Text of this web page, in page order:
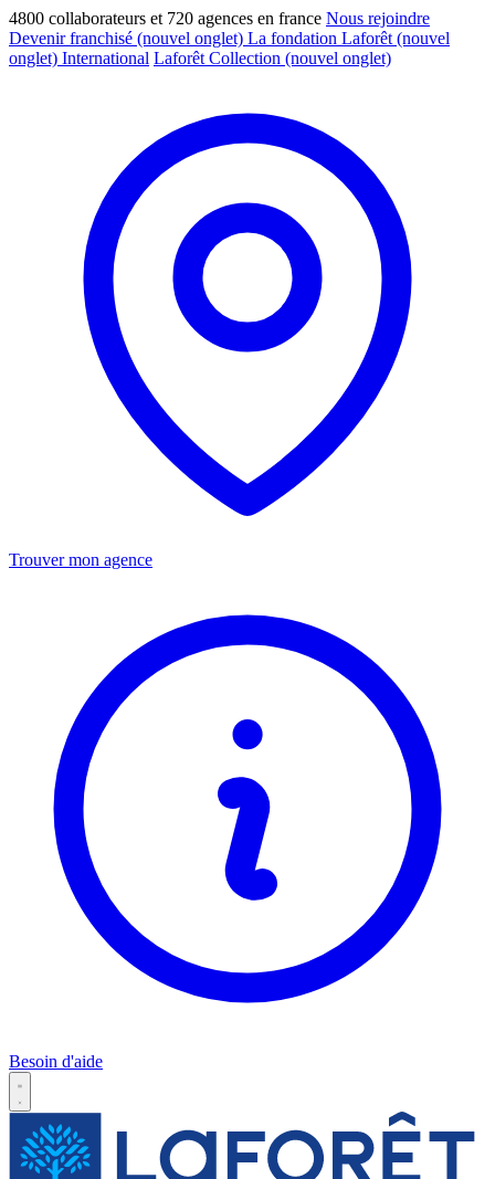
4800 collaborateurs et 720 agences en france Nous rejoindre
Devenir franchisé (nouvel onglet) La fondation Laforêt (nouvel
onglet) International Laforêt Collection (nouvel onglet)
Trouver mon agence
Besoin d'aide